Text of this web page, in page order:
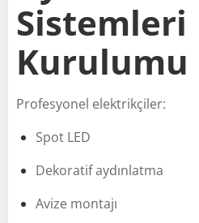
Sistemleri
Kurulumu
Profesyonel elektrikçiler:
Spot LED
Dekoratif aydınlatma
Avize montajı